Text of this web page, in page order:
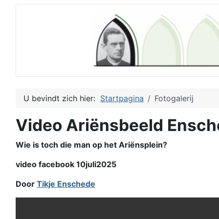
U bevindt zich hier: Startpagina Fotogalerij
Video Ariënsbeeld
Wie is toch die man op het Ariënsplein?
video facebook 10juli2025
Door Tikje Enschede